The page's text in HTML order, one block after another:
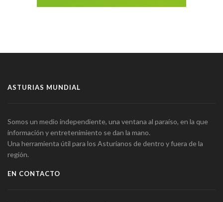
ASTURIAS MUNDIAL
Somos un medio independiente, una ventana al paraíso, en la que
información y entretenimiento se dan la mano.
Una herramienta útil para los Asturianos de dentro y fuera de la
región.
EN CONTACTO